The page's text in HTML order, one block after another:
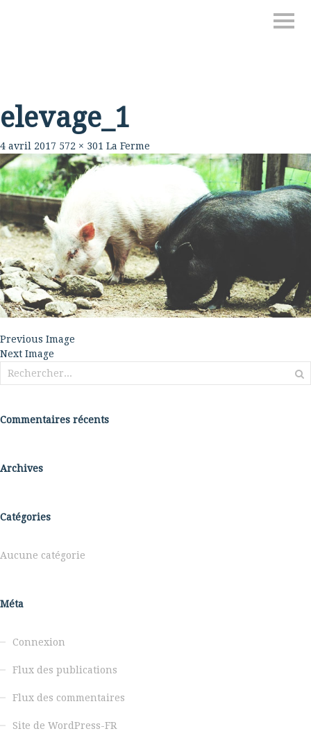
elevage_1
4 avril 2017 572 × 301 La Ferme
Previous Image
Next Image
Rechercher :
Commentaires récents
Archives
Catégories
Aucune catégorie
Méta
Connexion
Flux des publications
Flux des commentaires
Site de WordPress-FR